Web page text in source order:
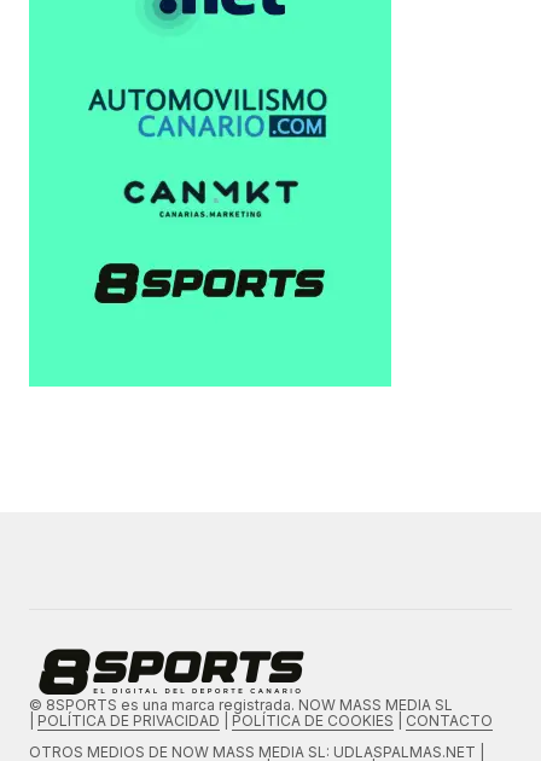
© 8SPORTS es una marca registrada. NOW MASS MEDIA SL
POLÍTICA DE PRIVACIDAD POLÍTICA DE COOKIES
CONTACTO
OTROS MEDIOS DE NOW MASS MEDIA SL: UDLASPALMAS.NET |